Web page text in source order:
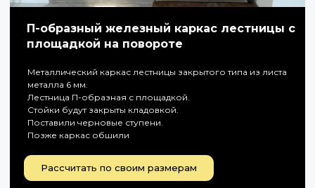
П-образный железный каркас лестницы с
площадкой на повороте
Металлический каркас лестницы закрытого типа из листа
металла 6 мм.
Лестница П-образная с площадкой.
Стойки будут закрыты кладовкой.
Поставили черновые ступени.
Позже каркас обшили
Рассчитать по своим размерам